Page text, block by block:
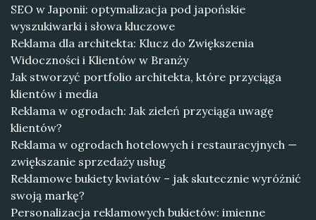
SEO w Japonii: optymalizacja pod japońskie
wyszukiwarki i słowa kluczowe
Reklama dla architekta: Klucz do Zwiększenia
Widoczności i Klientów w Branży
Jak stworzyć portfolio architekta, które przyciąga
klientów i media
Reklama w ogrodach: Jak zieleń przyciąga uwagę
klientów?
Reklama w ogrodach hotelowych i restauracyjnych —
zwiększanie sprzedaży usług
Reklamowe bukiety kwiatów – jak skutecznie wyróżnić
swoją markę?
Personalizacja reklamowych bukietów: imienne